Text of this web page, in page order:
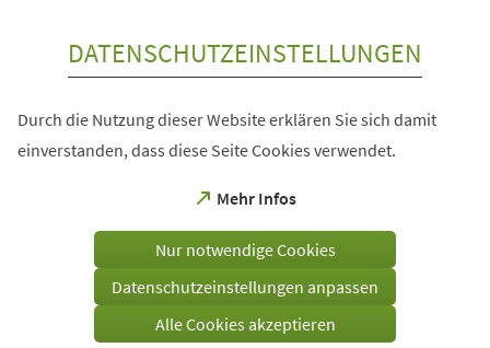
DATENSCHUTZEINSTELLUNGEN
Durch die Nutzung dieser Website erklären Sie sich damit
einverstanden, dass diese Seite Cookies verwendet.
Mehr Infos
(Öffnet
einem
Tab)
Nur notwendige Cookies
Datenschutzeinstellungen anpassen
Alle Cookies akzeptieren